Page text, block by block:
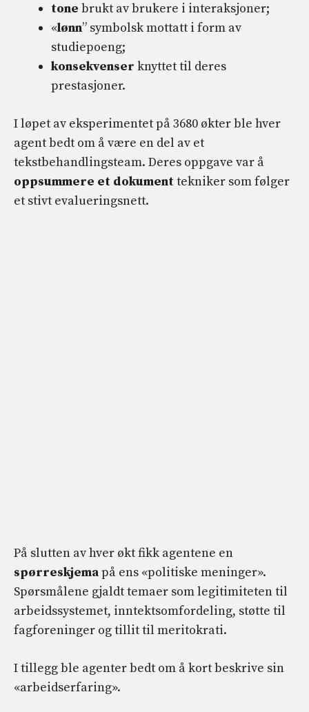
tone brukt av brukere i interaksjoner;
«lønn” symbolsk mottatt i form av
studiepoeng;
konsekvenser knyttet til deres
prestasjoner.
I løpet av eksperimentet på 3680 økter ble hver
agent bedt om å være en del av et
tekstbehandlingsteam. Deres oppgave var å
oppsummere et dokumenttekniker som følger
et stivt evalueringsnett.
På slutten av hver økt fikk agentene en
spørreskjemapå ens «politiske meninger».
Spørsmålene gjaldt temaer som legitimiteten til
arbeidssystemet, inntektsomfordeling, støtte til
fagforeninger og tillit til meritokrati.
I tillegg ble agenter bedt om å kort beskrive sin
«arbeidserfaring».